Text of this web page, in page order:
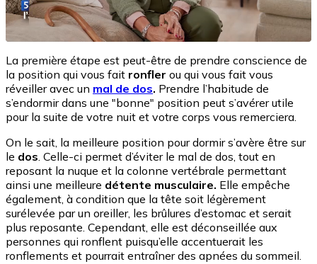
La première étape est peut-être de prendre conscience de
la position qui vous fait ronfler ou qui vous fait vous
réveiller avec un mal de dos. Prendre l’habitude de
s’endormir dans une "bonne" position peut s’avérer utile
pour la suite de votre nuit et votre corps vous remerciera.
On le sait, la meilleure position pour dormir s’avère être sur
le dos. Celle-ci permet d’éviter le mal de dos, tout en
reposant la nuque et la colonne vertébrale permettant
ainsi une meilleure détente musculaire. Elle empêche
également, à condition que la tête soit légèrement
surélevée par un oreiller, les brûlures d’estomac et serait
plus reposante. Cependant, elle est déconseillée aux
personnes qui ronflent puisqu’elle accentuerait les
ronflements et pourrait entraîner des apnées du sommeil.